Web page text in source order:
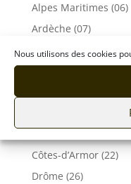
Nous utilisons des cookies
Alpes Maritimes (06)
Ardèche (07)
Aveyron (12)
Côtes-d’Armor (22)
Drôme (26)